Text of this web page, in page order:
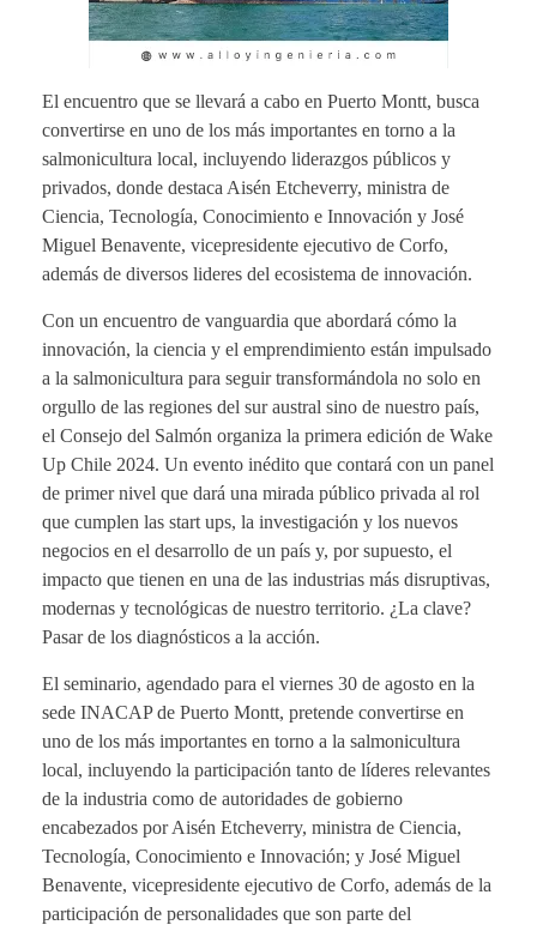
El encuentro que se llevará a cabo en Puerto Montt, busca
convertirse en uno de los más importantes en torno a la
salmonicultura local, incluyendo liderazgos públicos y
privados, donde destaca Aisén Etcheverry, ministra de
Ciencia, Tecnología, Conocimiento e Innovación y José
Miguel Benavente, vicepresidente ejecutivo de Corfo,
además de diversos lideres del ecosistema de innovación.
Con un encuentro de vanguardia que abordará cómo la
innovación, la ciencia y el emprendimiento están impulsado
a la salmonicultura para seguir transformándola no solo en
orgullo de las regiones del sur austral sino de nuestro país,
el Consejo del Salmón organiza la primera edición de Wake
Up Chile 2024. Un evento inédito que contará con un panel
de primer nivel que dará una mirada público privada al rol
que cumplen las start ups, la investigación y los nuevos
negocios en el desarrollo de un país y, por supuesto, el
impacto que tienen en una de las industrias más disruptivas,
modernas y tecnológicas de nuestro territorio. ¿La clave?
Pasar de los diagnósticos a la acción.
El seminario, agendado para el viernes 30 de agosto en la
sede INACAP de Puerto Montt, pretende convertirse en
uno de los más importantes en torno a la salmonicultura
local, incluyendo la participación tanto de líderes relevantes
de la industria como de autoridades de gobierno
encabezados por Aisén Etcheverry, ministra de Ciencia,
Tecnología, Conocimiento e Innovación; y José Miguel
Benavente, vicepresidente ejecutivo de Corfo, además de la
participación de personalidades que son parte del